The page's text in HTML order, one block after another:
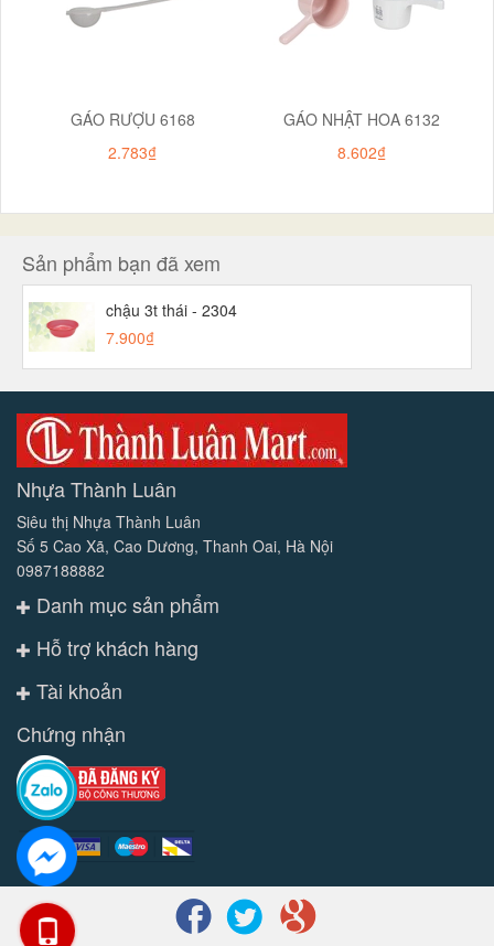
GÁO RƯỢU 6168
2.783₫
GÁO NHẬT HOA 6132
8.602₫
Sản phẩm bạn đã xem
chậu 3t thái - 2304
7.900₫
Nhựa Thành Luân
Siêu thị Nhựa Thành Luân
Số 5 Cao Xã, Cao Dương, Thanh Oai, Hà Nội
0987188882
Danh mục sản phẩm
Hỗ trợ khách hàng
Tài khoản
Chứng nhận